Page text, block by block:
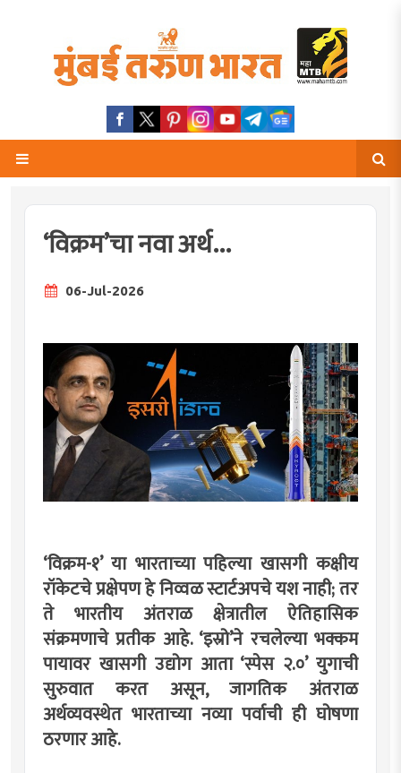
‘विक्रम’चा नवा अर्थ...
06-Jul-2026
‘विक्रम-१’ या भारताच्या पहिल्या खासगी कक्षीय
रॉकेटचे प्रक्षेपण हे निव्वळ स्टार्टअपचे यश नाही; तर
ते भारतीय अंतराळ क्षेत्रातील ऐतिहासिक
संक्रमणाचे प्रतीक आहे. ‘इस्रो’ने रचलेल्या भक्कम
पायावर खासगी उद्योग आता ‘स्पेस २.०’ युगाची
सुरुवात करत असून, जागतिक अंतराळ
अर्थव्यवस्थेत भारताच्या नव्या पर्वाची ही घोषणा
ठरणार आहे.